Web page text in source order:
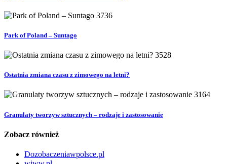
3736
Park of Poland – Suntago
3528
Ostatnia zmiana czasu z zimowego na letni?
3164
Granulaty tworzyw sztucznych – rodzaje i zastosowanie
Zobacz również
Dozobaczeniawpolsce.pl